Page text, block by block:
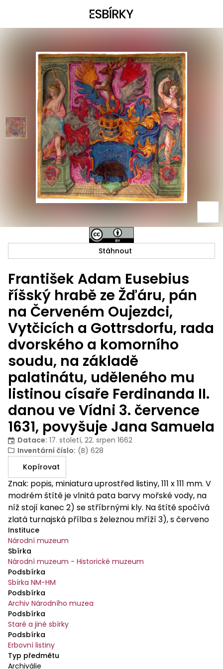
František Adam Eusebius
říšský hrabě ze Žďáru, pán
na Červeném Oujezdci,
Vytčicích a Gottrsdorfu, rada
dvorského a komorního
soudu, na základě
palatinátu, uděleného mu
listinou císaře Ferdinanda II.
danou ve Vídni 3. července
1631, povyšuje Jana Samuela
Datace: 17. století, 22. srpen 1662
Inventární číslo: (B) 628
Kopírovat
Znak: popis, miniatura uprostřed listiny, 111 x 111 mm. V
modrém štítě je vlnitá pata barvy mořské vody, na
níž stojí kanec 2) se stříbrnými kly. Na štítě spočívá
zlatá turnajská přílba s železnou mříží 3), s červeno
- stříbrnými a modro - zlatými přikrývadly a se
stříbrno - zlato - červeno - modrým tureckým
turbanem 4). Klenotem jsou dvě rozevřená křídla,
pravé kosmo děleno zlato - modře, levé šikmo
děleno červeno - stříbrně, mezi nimi rostoucí jelen
přirozených barev se zlatými parohy. Miniatura je ve
zlatém rámečku. Znak stojí na šedookrové
dlaždicové podlaze, jejíž spáry jsou šedé, zvýrazněné
zlatem. Po každé straně znaku stojí na podlaze
zelenomodrý hranolovitý sloup. Na soklech sloupů je
po zlaté kartuši s oválným štítem. V kartuši na
pravém sloupu je znak Uher: polceno, vpravo
Instituce
Národní muzeum
Sbírka
Národní muzeum - Historické muzeum
Podsbírka
Sbírka NM-HM
Podsbírka
Archiv Národního muzea
Podsbírka
Staré a jiné sbírky
Podsbírka
Erbovní listiny
Typ předmětu
Archiválie
Stáhnout